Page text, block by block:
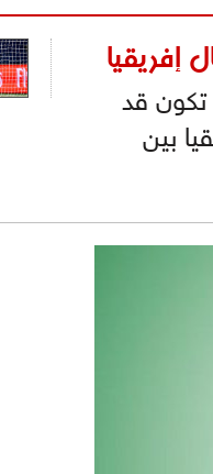
إفريقيا
تكون قد
بين